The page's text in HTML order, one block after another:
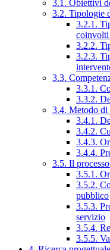
3.1. Obiettivi
3.2. Tipologie
3.2.1.
coinvolti
3.2.2.
3.2.3.
3.3.
3.3.1.
3.3.2.
3.4. Metodo di
3.4.1.
3.4.2.
3.4.3.
3.4.4.
3.5. Il
3.5.1.
3.5.2.
pubblico
3.5.3.
servizio
3.5.4.
3.5.5.